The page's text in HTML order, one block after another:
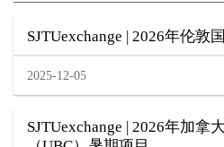
SJTUexchange | 2026年伦敦
2025-12-05
SJTUexchange | 2026年加拿